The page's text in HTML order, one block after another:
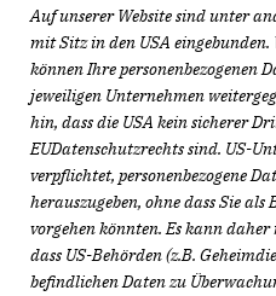
Auf unserer Website sind unter
mit Sitz in den USA eingebunden.
können Ihre personenbezogenen
jeweiligen Unternehmen
hin, dass die USA kein sicherer
EUDatenschutzrechts sind. US-
verpflichtet, personenbezogene
herauszugeben, ohne dass Sie
vorgehen könnten. Es kann daher
dass US-Behörden (z.B.
befindlichen Daten zu